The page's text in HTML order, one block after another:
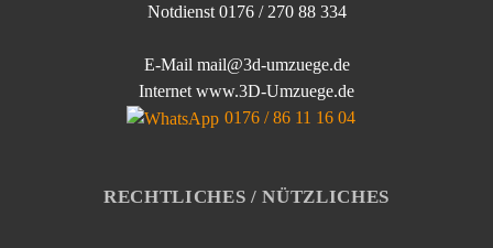
Notdienst 0176 / 270 88 334
E-Mail mail@3d-umzuege.de
Internet www.3D-Umzuege.de
0176 / 86 11 16 04
RECHTLICHES / NÜTZLICHES